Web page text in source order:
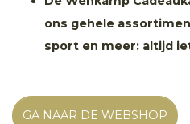
ons gehele
sport en meer: altijd
GA NAAR DE WEBSHOP